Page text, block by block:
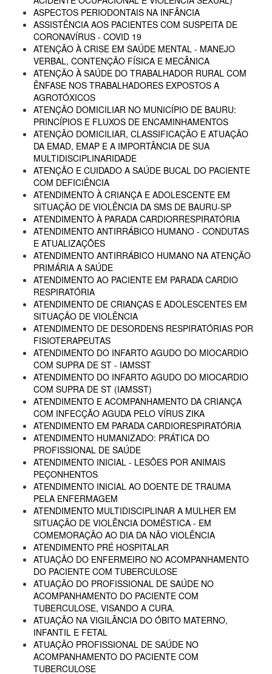
ASPECTOS PERIODONTAIS NA INFÂNCIA
ASSISTÊNCIA AOS PACIENTES COM SUSPEITA DE
CORONAVÍRUS - COVID 19
ATENÇÃO À CRISE EM SAÚDE MENTAL - MANEJO
VERBAL, CONTENÇÃO FÍSICA E MECÂNICA
ATENÇÃO À SAÚDE DO TRABALHADOR RURAL COM
ÊNFASE NOS TRABALHADORES EXPOSTOS A
AGROTÓXICOS
ATENÇÃO DOMICILIAR NO MUNICÍPIO DE BAURU:
PRINCÍPIOS E FLUXOS DE ENCAMINHAMENTOS
ATENÇÃO DOMICILIAR, CLASSIFICAÇÃO E ATUAÇÃO
DA EMAD, EMAP E A IMPORTÂNCIA DE SUA
MULTIDISCIPLINARIDADE
ATENÇÃO E CUIDADO A SAÚDE BUCAL DO PACIENTE
COM DEFICIÊNCIA
ATENDIMENTO À CRIANÇA E ADOLESCENTE EM
SITUAÇÃO DE VIOLÊNCIA DA SMS DE BAURU-SP
ATENDIMENTO À PARADA CARDIORRESPIRATÓRIA
ATENDIMENTO ANTIRRÁBICO HUMANO - CONDUTAS
E ATUALIZAÇÕES
ATENDIMENTO ANTIRRÁBICO HUMANO NA ATENÇÃO
PRIMÁRIA A SAÚDE
ATENDIMENTO AO PACIENTE EM PARADA CARDIO
RESPIRATÓRIA
ATENDIMENTO DE CRIANÇAS E ADOLESCENTES EM
SITUAÇÃO DE VIOLÊNCIA
ATENDIMENTO DE DESORDENS RESPIRATÓRIAS POR
FISIOTERAPEUTAS
ATENDIMENTO DO INFARTO AGUDO DO MIOCARDIO
COM SUPRA DE ST - IAMSST
ATENDIMENTO DO INFARTO AGUDO DO MIOCARDIO
COM SUPRA DE ST (IAMSST)
ATENDIMENTO E ACOMPANHAMENTO DA CRIANÇA
COM INFECÇÃO AGUDA PELO VÍRUS ZIKA
ATENDIMENTO EM PARADA CARDIORESPIRATÓRIA
ATENDIMENTO HUMANIZADO: PRÁTICA DO
PROFISSIONAL DE SAÚDE
ATENDIMENTO INICIAL - LESÕES POR ANIMAIS
PEÇONHENTOS
ATENDIMENTO INICIAL AO DOENTE DE TRAUMA
PELA ENFERMAGEM
ATENDIMENTO MULTIDISCIPLINAR A MULHER EM
SITUAÇÃO DE VIOLÊNCIA DOMÉSTICA - EM
COMEMORAÇÃO AO DIA DA NÃO VIOLÊNCIA
ATENDIMENTO PRÉ HOSPITALAR
ATUAÇÃO DO ENFERMEIRO NO ACOMPANHAMENTO
DO PACIENTE COM TUBERCULOSE
ATUAÇÃO DO PROFISSIONAL DE SAÚDE NO
ACOMPANHAMENTO DO PACIENTE COM
TUBERCULOSE, VISANDO A CURA.
ATUAÇÃO NA VIGILÂNCIA DO ÓBITO MATERNO,
INFANTIL E FETAL
ATUAÇÃO PROFISSIONAL DE SAÚDE NO
ACOMPANHAMENTO DO PACIENTE COM
TUBERCULOSE